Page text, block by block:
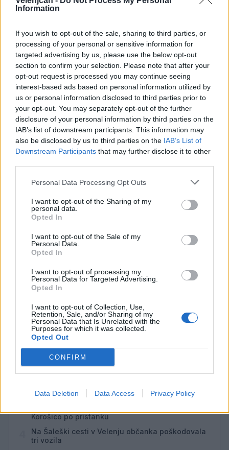
Information
If you wish to opt-out of the sale, sharing to third parties, or
processing of your personal or sensitive information for
targeted advertising by us, please use the below opt-out
section to confirm your selection. Please note that after your
opt-out request is processed you may continue seeing
interest-based ads based on personal information utilized by
us or personal information disclosed to third parties prior to
your opt-out. You may separately opt-out of the further
disclosure of your personal information by third parties on the
IAB’s list of downstream participants. This information may
also be disclosed by us to third parties on the IAB’s List of
Downstream Participants that may further disclose it to other
Personal Data Processing Opt Outs
I want to opt-out of the Sharing of my
personal data.
Opted In
I want to opt-out of the Sale of my
Personal Data.
Opted In
I want to opt-out of processing my
Personal Data for Targeted Advertising.
Opted In
I want to opt-out of Collection, Use,
Retention, Sale, and/or Sharing of my
Personal Data that Is Unrelated with the
Purposes for which it was collected.
Opted Out
CONFIRM
Data Deletion Data Access Privacy Policy
Opozorilo:Po 297. členu Kazenskega zakonika je
posameznik kazensko odgovoren za javno spodbujanje
sovraštva, nasilja ali nestrpnosti. Komentarji z žaljivimi,
rasističnimi, diskriminatornimi ali nezakonitimi vsebinami
bodo odstranjeni.
Pravila komentiranja →
Failed to fetch
AVG
8
Poletni bolšji sejem
08:00
AVG
8
Spider-Man: Nov dan
18:00
AVG
8
Fuj, gosenica!
10:00
8 21:00
Najbolj brano
1
Pretep v gostinskem lokalu v Velenju: 46-letnik
velenjske picerije o padcu s padalom na
3
Korošico po pristanku
Na Šaleški cesti v Velenju občanka poškodovala
tri vozila